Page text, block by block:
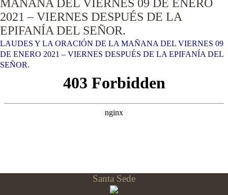
MAÑANA DEL VIERNES 09 DE ENERO
2021 – VIERNES DESPUÉS DE LA
EPIFANÍA DEL SEÑOR.
LAUDES Y LA ORACIÓN DE LA MAÑANA DEL VIERNES 09
DE ENERO 2021 – VIERNES DESPUÉS DE LA EPIFANÍA DEL
SEÑOR.
Santa Sede